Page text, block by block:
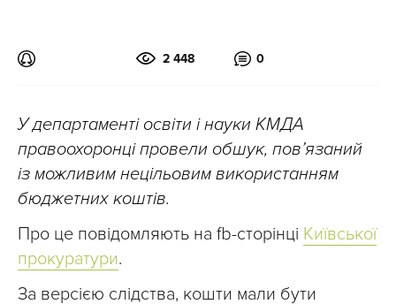
2 448 0
У департаменті освіти і науки КМДА
правоохоронці провели обшук, пов’язаний
із можливим нецільовим використанням
бюджетних коштів.
Про це повідомляють на fb-сторінці Київської
прокуратури.
За версією слідства, кошти мали бути